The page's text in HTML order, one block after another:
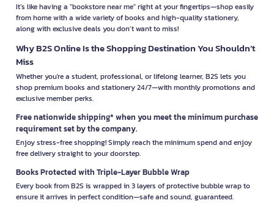
It’s like having a "bookstore near me" right at your fingertips—shop easily
from home with a wide variety of books and high-quality stationery,
along with exclusive deals you don’t want to miss!
Why B2S Online Is the Shopping Destination You Shouldn’t
Miss
Whether you're a student, professional, or lifelong learner, B2S lets you
shop premium books and stationery 24/7—with monthly promotions and
exclusive member perks.
Free nationwide shipping* when you meet the minimum purchase
requirement set by the company.
Enjoy stress-free shopping! Simply reach the minimum spend and enjoy
free delivery straight to your doorstep.
Books Protected with Triple-Layer Bubble Wrap
Every book from B2S is wrapped in 3 layers of protective bubble wrap to
ensure it arrives in perfect condition—safe and sound, guaranteed.